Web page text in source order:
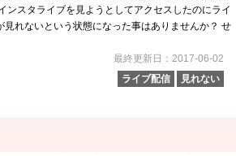
ンスタライブを見ようとしてアクセスしたのにライ
見れないという状態になった事はありませんか？ せ
最終更新日：2017-06-02
ライブ配信
見れない